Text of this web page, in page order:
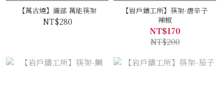
【萬古燒】織部 萬能筷架
NT$280
【岩戶鑄工所】筷架-唐辛子
辣椒
NT$170
NT$200